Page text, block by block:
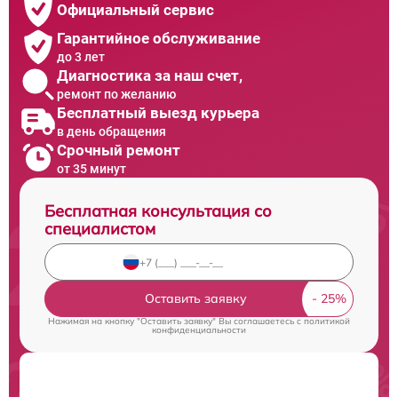
Официальный сервис
Гарантийное обслуживание
до 3 лет
Диагностика за наш счет,
ремонт по желанию
Бесплатный выезд курьера
в день обращения
Срочный ремонт
от 35 минут
Бесплатная консультация со
специалистом
Оставить заявку
Нажимая на кнопку "Оставить заявку" Вы соглашаетесь cполитикой
конфиденциальности